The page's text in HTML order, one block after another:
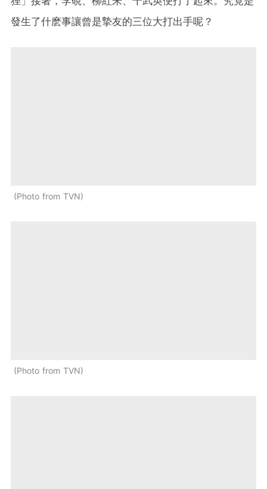
發生了什麽事讓曾是摯友的三位大打出手呢？
Photo from TVN
Photo from TVN